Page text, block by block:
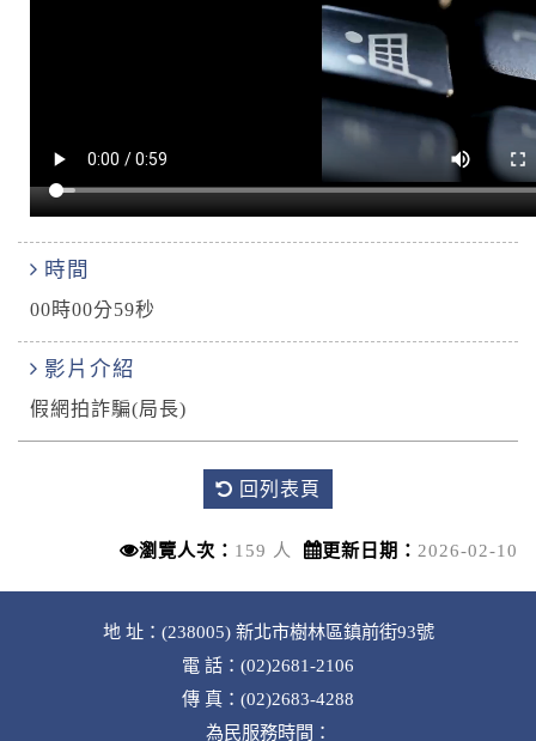
時間
00時00分59秒
影片介紹
假網拍詐騙(局長)
回列表頁
瀏覽人次： 159 人 更新日期： 2026-02-10
地 址：(238005) 新北市樹林區鎮前街93號
電 話：(02)2681-2106
傳 真：(02)2683-4288
為民服務時間：